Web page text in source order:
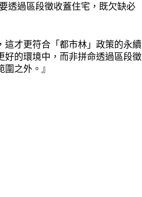
透過區段徵收蓋住宅，既欠缺必
才更符合「都市林」政策的永續
好的環境中，而非拼命透過區段徵
之外。』